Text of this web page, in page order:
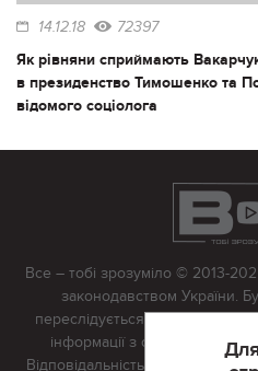
14.12.18 72397
Як рівняни сприймають
в президенство Тимошенко та
відомого соціолога
Все – тобі зрозуміло © 2013-
законодавством України.
переслідується в судовому
інформації з сайту тільки з
Відповідальність за